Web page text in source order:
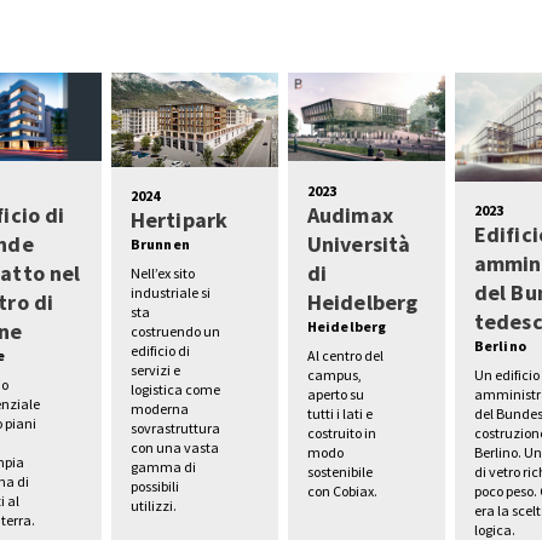
di
nel
di
piani
di
al
2024
Hertipark
Brunnen
Nell’ex sito
industriale si
sta
costruendo un
edificio di
servizi e
logistica come
moderna
sovrastruttura
con una vasta
gamma di
possibili
utilizzi.
2023
Audimax
Università
di
Heidelberg
Heidelberg
Al centro del
campus,
aperto su
tutti i lati e
costruito in
modo
sostenibile
con Cobiax.
2023
del
Berlino
Un edificio
del
Berlino.
di vetro
poco peso.
era la
logica.